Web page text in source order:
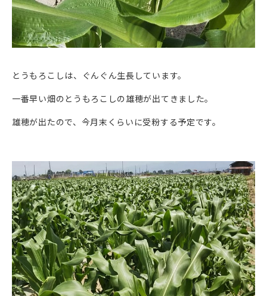
とうもろこしは、ぐんぐん生長しています。
一番早い畑のとうもろこしの雄穂が出てきました。
雄穂が出たので、今月末くらいに受粉する予定です。